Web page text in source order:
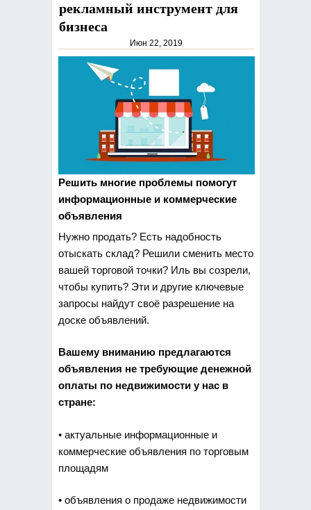
рекламный инструмент для
бизнеса
Июн 22, 2019
Решить многие проблемы помогут
информационные и коммерческие
объявления
Нужнопродать? Есть надобность
отыскать склад? Решили сменить место
вашей торговой точки? Иль вы созрели,
чтобы купить? Эти и другие ключевые
запросы найдут своё разрешение на
доске объявлений.
Вашему вниманию предлагаются
объявления не требующие денежной
оплаты по недвижимости у нас в
стране:
• актуальные информационные и
коммерческие объявления по торговым
площадям
• объявления о продаже недвижимости